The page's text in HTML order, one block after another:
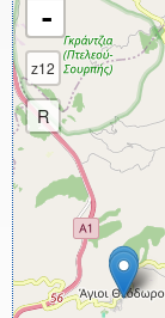
-
z12
R